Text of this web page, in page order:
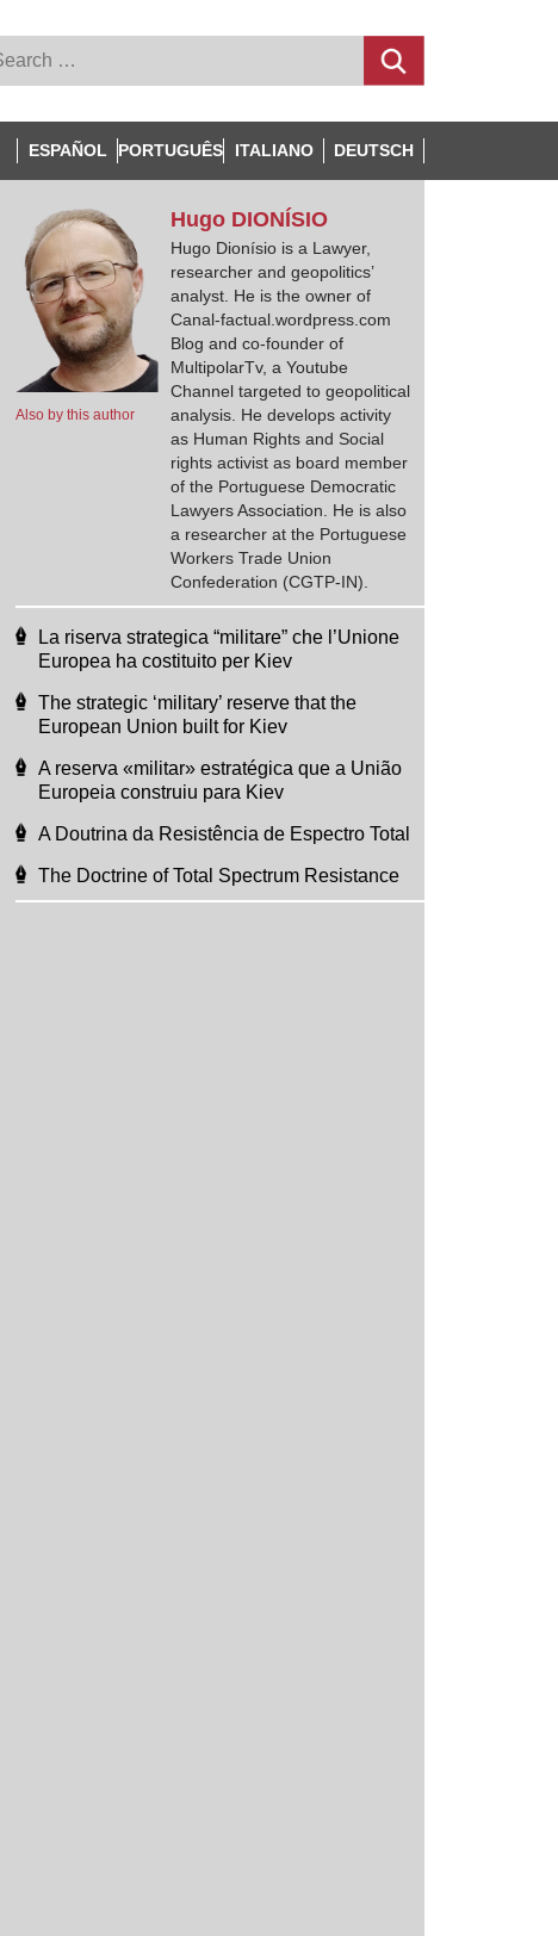
ESPAÑOL PORTUGUÊS ITALIANO DEUTSCH
Also by this author
Hugo DIONÍSIO
Hugo Dionísio is a Lawyer,
researcher and geopolitics’
analyst. He is the owner of
Canal-factual.wordpress.com
Blog and co-founder of
MultipolarTv, a Youtube
Channel targeted to geopolitical
analysis. He develops activity
as Human Rights and Social
rights activist as board member
of the Portuguese Democratic
Lawyers Association. He is also
a researcher at the Portuguese
Workers Trade Union
Confederation (CGTP-IN).
La riserva strategica “militare” che l’Unione
Europea ha costituito per Kiev
The strategic ‘military’ reserve that the
European Union built for Kiev
A reserva «militar» estratégica que a União
Europeia construiu para Kiev
A Doutrina da Resistência de Espectro Total
The Doctrine of Total Spectrum Resistance